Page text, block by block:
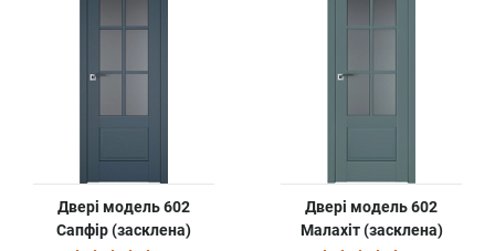
Двері модель 602
Сапфір (засклена)
Двері модель 602
Малахіт (засклена)